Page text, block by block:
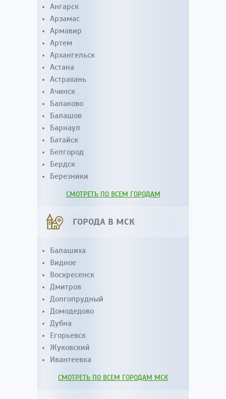
Ангарск
Арзамас
Армавир
Артем
Архангельск
Астана
Астрахань
Ачинск
Балаково
Балашов
Барнаул
Батайск
Белгород
Бердск
Березники
СМОТРЕТЬ ПО ВСЕМ ГОРОДАМ
ГОРОДА В МСК
Балашиха
Видное
Воскресенск
Дмитров
Долгопрудный
Домодедово
Дубна
Егорьевск
Жуковский
Ивантеевка
СМОТРЕТЬ ПО ВСЕМ ГОРОДАМ МСК